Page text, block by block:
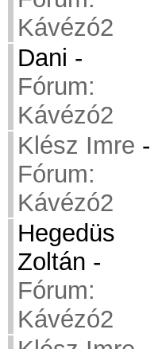
Kávézó2
Dani -
Fórum:
Kávézó2
Klész Imre -
Fórum:
Kávézó2
Hegedüs
Zoltán -
Fórum:
Kávézó2